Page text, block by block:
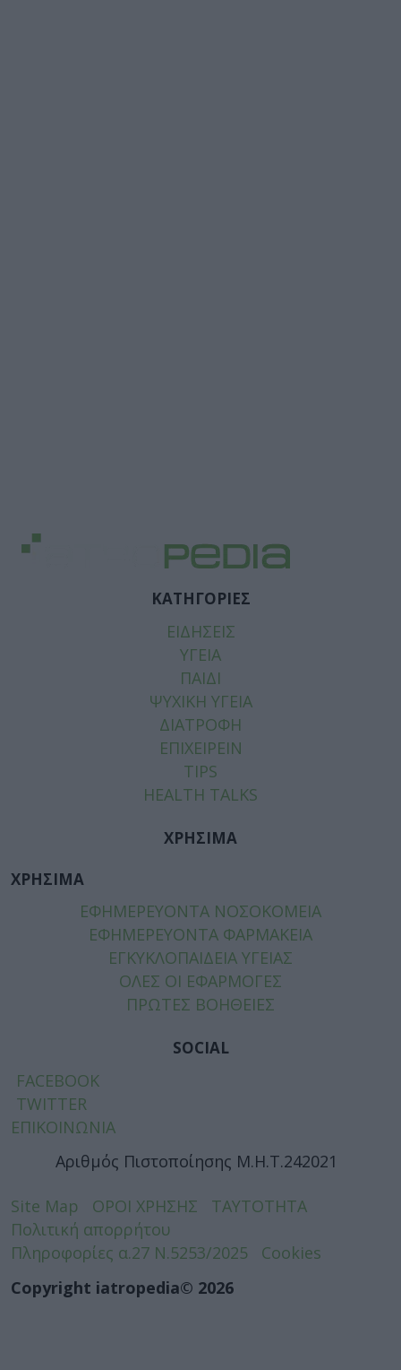
ΚΑΤΗΓΟΡΙΕΣ
ΕΙΔΗΣΕΙΣ
ΥΓΕΙΑ
ΠΑΙΔΙ
ΨΥΧΙΚΗ ΥΓΕΙΑ
ΔΙΑΤΡΟΦΗ
ΕΠΙΧΕΙΡΕΙΝ
TIPS
HEALTH TALKS
ΧΡΗΣΙΜΑ
ΧΡΗΣΙΜΑ
ΕΦΗΜΕΡΕΥΟΝΤΑ ΝΟΣΟΚΟΜΕΙΑ
ΕΦΗΜΕΡΕΥΟΝΤΑ ΦΑΡΜΑΚΕΙΑ
ΕΓΚΥΚΛΟΠΑΙΔΕΙΑ ΥΓΕΙΑΣ
ΟΛΕΣ ΟΙ ΕΦΑΡΜΟΓΕΣ
ΠΡΩΤΕΣ ΒΟΗΘΕΙΕΣ
SOCIAL
FACEBOOK
TWITTER
ΕΠΙΚΟΙΝΩΝΙΑ
Αριθμός Πιστοποίησης Μ.Η.Τ.242021
Site Map ΟΡΟΙ ΧΡΗΣΗΣ
ΤΑΥΤΟΤΗΤΑ
Πολιτική απορρήτου
Πληροφορίες α.27 Ν.5253/2025
Cookies
Copyright iatropedia© 2026